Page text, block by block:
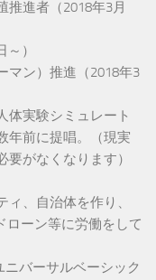
推進者（2018年3月
）
マン）推進（2018年3
体実験シミュレート
年前に提唱。（現実
がなくなります）
ィ、自治体を作り、
ローン等に労働をして
バーサルベーシック